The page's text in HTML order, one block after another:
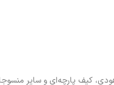
کیف پارچه‌ای و سایر